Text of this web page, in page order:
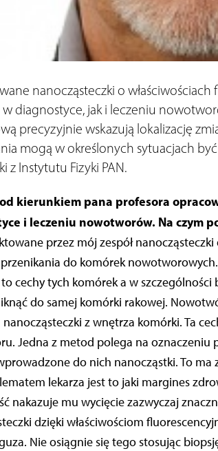
nanocząsteczki o
diagnostyce, jak i leczeniu
precyzyjnie wskazują lokalizację
mogą w określonych sytuacjach
z Instytutu Fizyki PAN.
kierunkiem pana profesora
i leczeniu nowotworów. Na czym
przez mój zespół
do komórek
to cechy tych komórek a w
do samej komórki rakowej.
nanocząsteczki z wnętrza komórki. Ta
Jedna z metod polega na oznaczeniu
do nich nanocząstki. To ma
lekarza jest to jaki margines
nakazuje mu wycięcie zazwyczaj
dzięki właściwościom
Nie osiągnie się tego stosując